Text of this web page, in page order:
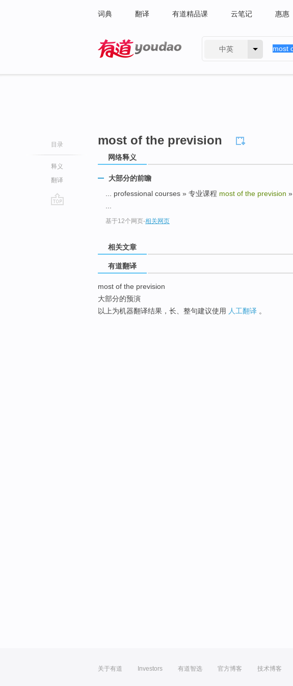
词典 翻译 有道精品课 云笔记 惠惠
中英
目录
释义
翻译
most of the prevision
网络释义
大部分的前瞻
... professional courses » 专业课程 most of the prevision »
基于12个网页-相关网页
相关文章
有道翻译
most of the prevision
大部分的预演
以上为机器翻译结果，长、整句建议使用 人工翻译 。
关于有道 Investors 有道智选 官方博客 技术博客